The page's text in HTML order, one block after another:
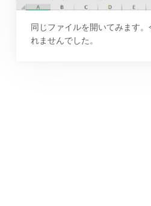
同じファイルを開いてみます
れませんでした。